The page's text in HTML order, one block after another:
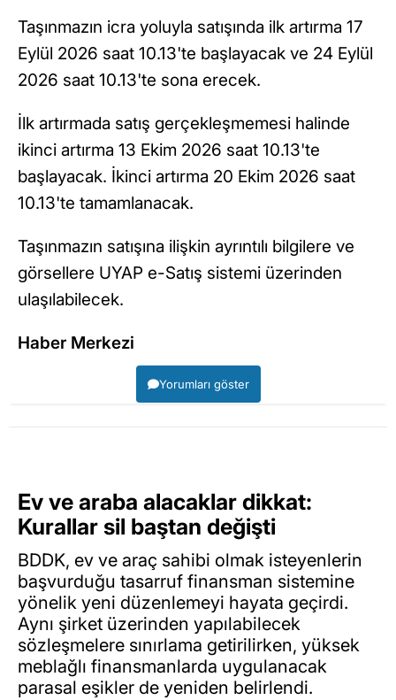
Taşınmazın icra yoluyla satışında ilk artırma 17
Eylül 2026 saat 10.13'te başlayacak ve 24 Eylül
2026 saat 10.13'te sona erecek.
İlk artırmada satış gerçekleşmemesi halinde
ikinci artırma 13 Ekim 2026 saat 10.13'te
başlayacak. İkinci artırma 20 Ekim 2026 saat
10.13'te tamamlanacak.
Taşınmazın satışına ilişkin ayrıntılı bilgilere ve
görsellere UYAP e-Satış sistemi üzerinden
ulaşılabilecek.
Haber Merkezi
Yorumları göster
Ev ve araba alacaklar dikkat:
Kurallar sil baştan değişti
BDDK, ev ve araç sahibi olmak isteyenlerin
başvurduğu tasarruf finansman sistemine
yönelik yeni düzenlemeyi hayata geçirdi.
Aynı şirket üzerinden yapılabilecek
sözleşmelere sınırlama getirilirken, yüksek
meblağlı finansmanlarda uygulanacak
parasal eşikler de yeniden belirlendi.